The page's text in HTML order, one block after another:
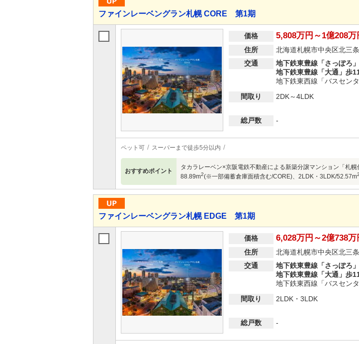
ファインレーベングラン札幌 CORE 第1期
価格 5,808万円～1億208万
住所
北海道札幌市中央区北三
交通
地下鉄東豊線「さっぽろ
地下鉄東豊線「大通」歩
地下鉄東西線「バスセン
間取り
2DK～4LDK
総戸数
-
ペット可 スーパーまで徒歩5分以内
おすすめポイント
タカラレーベン×京阪電鉄不動産による新築分譲マンション「札
88.89m2(※一部備蓄倉庫面積含む/CORE)、2LDK・3LDK/52.57m2
ファインレーベングラン札幌 EDGE 第1期
価格 6,028万円～2億738万
住所
北海道札幌市中央区北三
交通
地下鉄東豊線「さっぽろ
地下鉄東豊線「大通」歩
地下鉄東西線「バスセン
間取り
2LDK・3LDK
総戸数
-